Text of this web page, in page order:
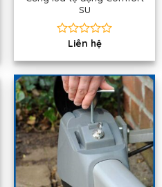
SU
Được
hạng
0
sao
Liên hệ